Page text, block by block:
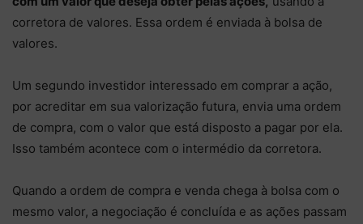
corretora de valores. Essa ordem é enviada à bolsa de
valores.
Um segundo investidor interessado em comprar a ação,
por acreditar em sua valorização futura, envia uma ordem
de compra, com o valor que está disposto a pagar por ela.
Isso também acontece com o intermédio da corretora.
Quando a ordem de compra e venda chega à bolsa com o
mesmo valor, a negociação é concluída e as ações passam